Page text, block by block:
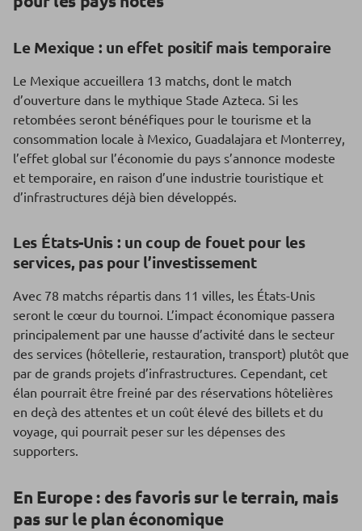
Le Mexique : un effet positif mais temporaire
Le Mexique accueillera 13 matchs, dont le match
d’ouverture dans le mythique Stade Azteca. Si les
retombées seront bénéfiques pour le tourisme et la
consommation locale à Mexico, Guadalajara et Monterrey,
l’effet global sur l’économie du pays s’annonce modeste
et temporaire, en raison d’une industrie touristique et
d’infrastructures déjà bien développés.
Les États-Unis : un coup de fouet pour les
services, pas pour l’investissement
Avec 78 matchs répartis dans 11 villes, les États-Unis
seront le cœur du tournoi. L’impact économique passera
principalement par une hausse d’activité dans le secteur
des services (hôtellerie, restauration, transport) plutôt que
par de grands projets d’infrastructures. Cependant, cet
élan pourrait être freiné par des réservations hôtelières
en deçà des attentes et un coût élevé des billets et du
voyage, qui pourrait peser sur les dépenses des
supporters.
En Europe : des favoris sur le terrain, mais
pas sur le plan économique